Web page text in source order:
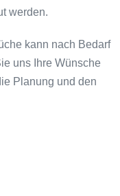
werden.
kann nach Bedarf
uns Ihre Wünsche
Planung und den